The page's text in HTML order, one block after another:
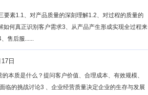
素1.1、对产品质量的深刻理解1.2、对过程的质量的
何真正识别客户需求3、从产品产生形成实现全过程来
售后服......
日
本质是什么？提问客户价值、合理成本、有效规模、
临的挑战讨论3 、企业经营质量决定企业的生存与发展